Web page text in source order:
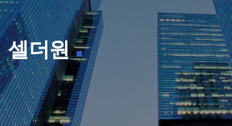
셀더원